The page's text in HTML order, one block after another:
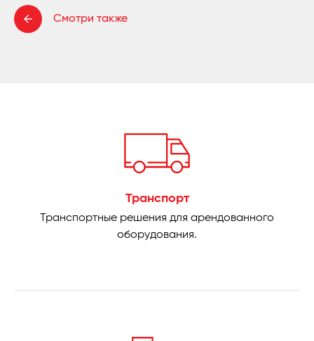
Смотри также
Транспорт
Транспортные решения для арендованного
оборудования.